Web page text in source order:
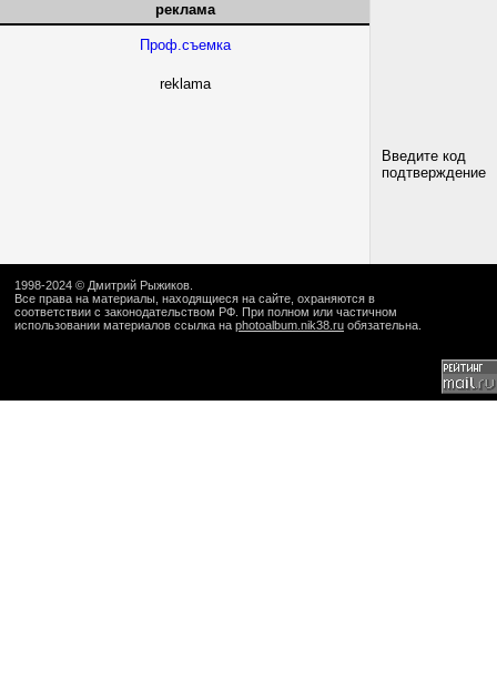
реклама
Проф.съемка
reklama
Введите код
подтверждение
1998-2024 © Дмитрий Рыжиков
Все права на материалы, находящиеся на сайте, охраняются в
соответствии с законодательством РФ. При полном или частичном
использовании материалов ссылка на photoalbum.nik38.ru обязательна.